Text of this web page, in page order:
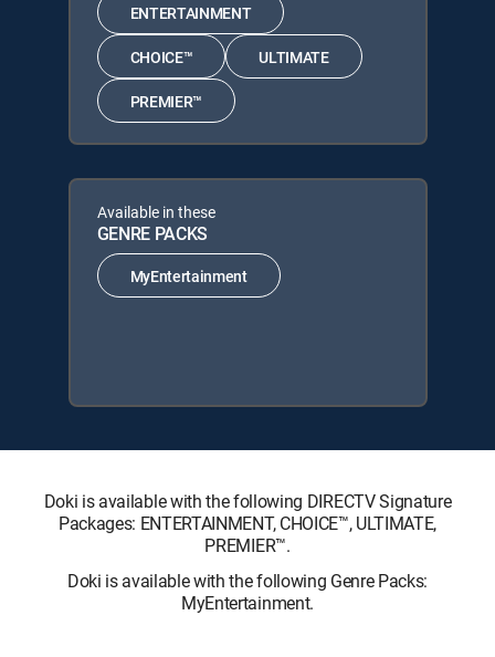
ENTERTAINMENT
CHOICE™ ULTIMATE
PREMIER™
Available in these
GENRE PACKS
MyEntertainment
Doki is available with the following DIRECTV Signature
Packages: ENTERTAINMENT, CHOICE™, ULTIMATE,
PREMIER™.
Doki is available with the following Genre Packs:
MyEntertainment.